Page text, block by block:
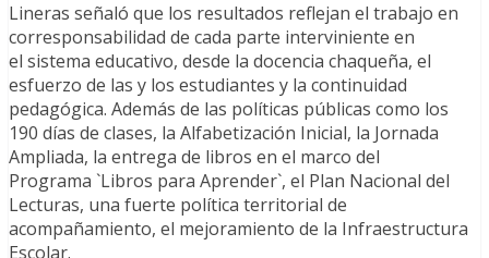
Lineras señaló que los resultados reflejan el trabajo en
corresponsabilidad de cada parte interviniente en
el sistema educativo, desde la docencia chaqueña, el
esfuerzo de las y los estudiantes y la continuidad
pedagógica. Además de las políticas públicas como los
190 días de clases, la Alfabetización Inicial, la Jornada
Ampliada, la entrega de libros en el marco del
Programa `Libros para Aprender`, el Plan Nacional del
Lecturas, una fuerte política territorial de
acompañamiento, el mejoramiento de la Infraestructura
Escolar.